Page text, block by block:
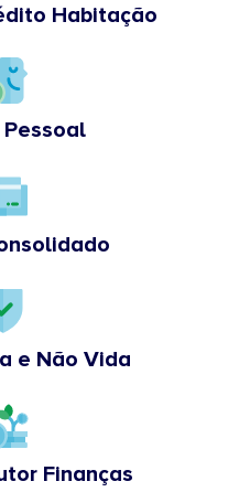
Habitação
e Não Vida
Finanças